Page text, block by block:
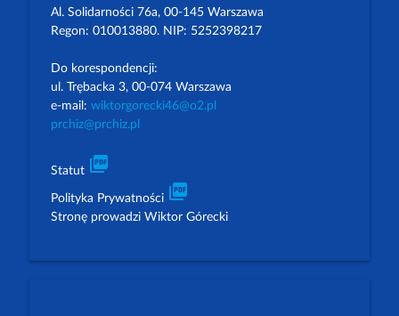
Al. Solidarności 76a, 00-145 Warszawa
Regon: 010013880. NIP: 5252398217
Do korespondencji:
ul. Trębacka 3, 00-074 Warszawa
e-mail: wiktorgorecki46@o2.pl
prchiz@prchiz.pl
Statut picture_as_pdf
Polityka Prywatności picture_as_pdf
Stronę prowadzi Wiktor Górecki